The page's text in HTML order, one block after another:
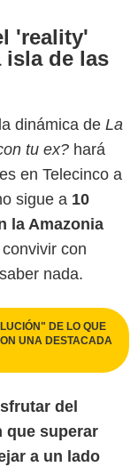
'reality'
isla de las
dinámica de La
tu ex? hará
en Telecinco a
sigue a 10
la Amazonia
con
nada.
DE LO QUE
UNA DESTACADA
del
que superar
a un lado